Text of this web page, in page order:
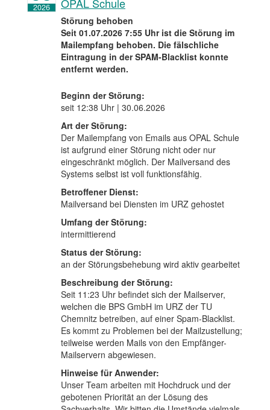
2026
Störung behoben
Seit 01.07.2026 7:55 Uhr ist die Störung im
Mailempfang behoben. Die fälschliche
Eintragung in der SPAM-Blacklist konnte
entfernt werden.
Beginn der Störung:
seit 12:38 Uhr | 30.06.2026
Art der Störung:
Der Mailempfang von Emails aus OPAL Schule
ist aufgrund einer Störung nicht oder nur
eingeschränkt möglich. Der Mailversand des
Systems selbst ist voll funktionsfähig.
Betroffener Dienst:
Mailversand bei Diensten im URZ gehostet
Umfang der Störung:
intermittierend
Status der Störung:
an der Störungsbehebung wird aktiv gearbeitet
Beschreibung der Störung:
Seit 11:23 Uhr befindet sich der Mailserver,
welchen die BPS GmbH im URZ der TU
Chemnitz betreiben, auf einer Spam-Blacklist.
Es kommt zu Problemen bei der Mailzustellung;
teilweise werden Mails von den Empfänger-
Mailservern abgewiesen.
Hinweise für Anwender:
Unser Team arbeiten mit Hochdruck und der
gebotenen Priorität an der Lösung des